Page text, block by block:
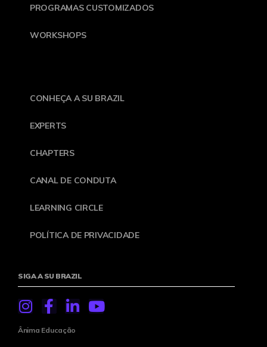
PROGRAMAS CUSTOMIZADOS
WORKSHOPS
CONHEÇA A SU BRAZIL
EXPERTS
CHAPTERS
CANAL DE CONDUTA
LEARNING CIRCLE
POLÍTICA DE PRIVACIDADE
SIGA A SU BRAZIL
Ânima Educação